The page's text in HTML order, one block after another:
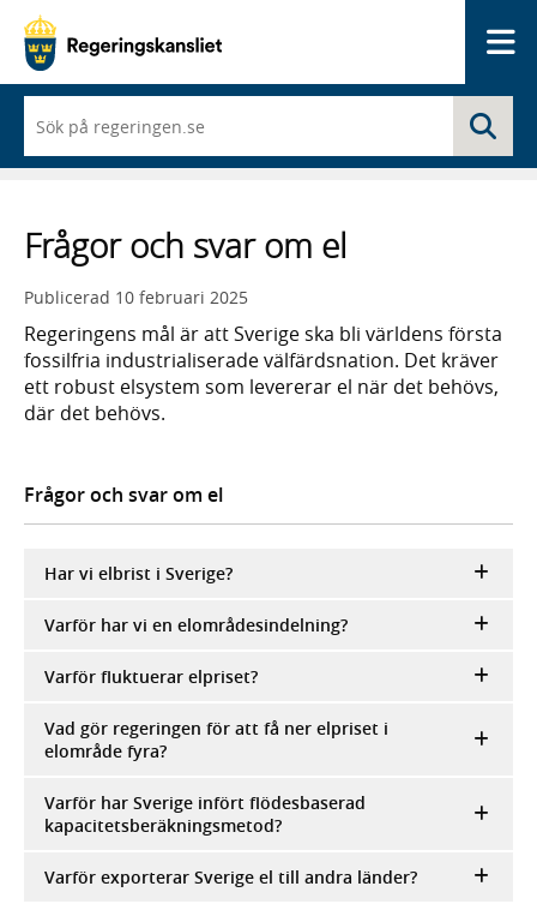
du
börjar
skriva
en
lista
med
sökförslag
Frågor och svar om el
Publicerad 10 februari 2025
Regeringens mål är att Sverige ska bli världens första
fossilfria industrialiserade välfärdsnation. Det kräver
ett robust elsystem som levererar el när det behövs,
där det behövs.
Frågor och svar om el
Har vi elbrist i Sverige?
Varför har vi en elområdesindelning?
Varför fluktuerar elpriset?
Vad gör regeringen för att få ner elpriset i
elområde fyra?
Varför har Sverige infört flödesbaserad
kapacitetsberäkningsmetod?
Varför exporterar Sverige el till andra länder?